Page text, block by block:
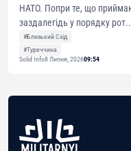
НАТО. Попри те, що
заздалегідь у порядку
#Близький Схід
#Туреччина
Solid Info8 Липня, 202609:54